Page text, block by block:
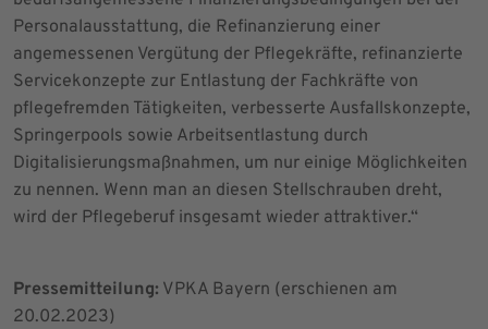
Personalausstattung, die Refinanzierung einer
angemessenen Vergütung der Pflegekräfte, refinanzierte
Servicekonzepte zur Entlastung der Fachkräfte von
pflegefremden Tätigkeiten, verbesserte Ausfallskonzepte,
Springerpools sowie Arbeitsentlastung durch
Digitalisierungsmaßnahmen, um nur einige Möglichkeiten
zu nennen. Wenn man an diesen Stellschrauben dreht,
wird der Pflegeberuf insgesamt wieder attraktiver.“
Pressemitteilung: VPKA Bayern (erschienen am
20.02.2023)